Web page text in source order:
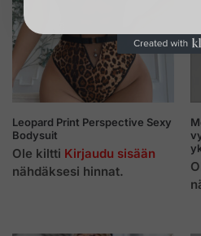
Leopard Print Perspective Sexy
Bodysuit
Ole kiltti Kirjaudu sisään
nähdäksesi hinnat.